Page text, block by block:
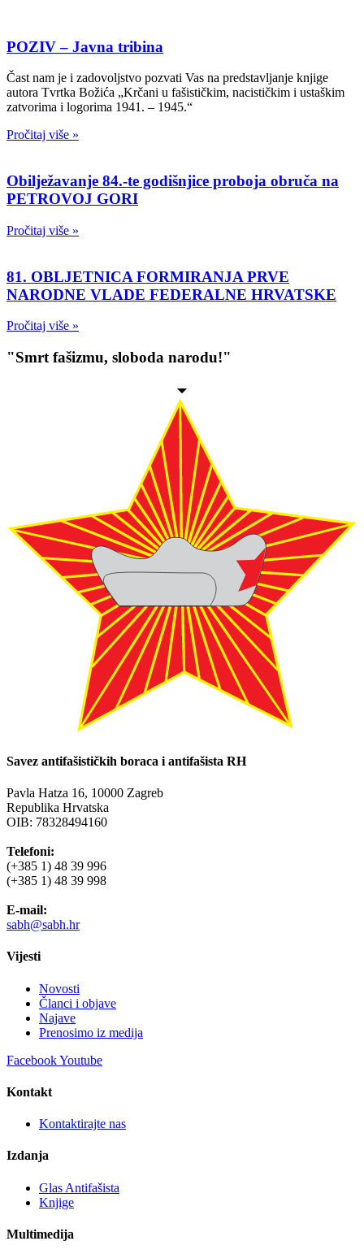
POZIV – Javna tribina
Čast nam je i zadovoljstvo pozvati Vas na predstavljanje knjige
autora Tvrtka Božića „Krčani u fašističkim, nacističkim i ustaškim
zatvorima i logorima 1941. – 1945.“
Pročitaj više »
Obilježavanje 84.-te godišnjice proboja obruča na
PETROVOJ GORI
Pročitaj više »
81. OBLJETNICA FORMIRANJA PRVE
NARODNE VLADE FEDERALNE HRVATSKE
Pročitaj više »
"Smrt fašizmu, sloboda narodu!"
Savez antifašističkih boraca i antifašista RH
Pavla Hatza 16, 10000 Zagreb
Republika Hrvatska
OIB: 78328494160
Telefoni:
(+385 1) 48 39 996
(+385 1) 48 39 998
E-mail:
sabh@sabh.hr
Vijesti
Novosti
Članci i objave
Najave
Prenosimo iz medija
FacebookYoutube
Kontakt
Kontaktirajte nas
Izdanja
Glas Antifašista
Knjige
Multimedija